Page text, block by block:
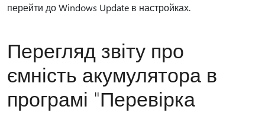
перейти до Windows Update в настройках.
Перегляд звіту про
ємність акумулятора в
програмі "Перевірка